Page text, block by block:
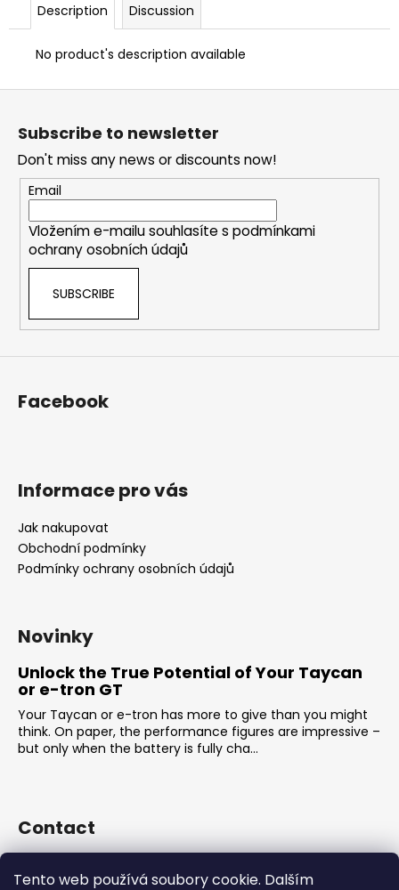
Tento web používá soubory cookie. Dalším
Description Discussion
No product's description available
F
Subscribe to newsletter
Don't miss any news or discounts now!
Email
Vložením e-mailu souhlasíte s podmínkami
ochrany osobních údajů
SUBSCRIBE
Facebook
Informace pro vás
Jak nakupovat
Obchodní podmínky
Podmínky ochrany osobních údajů
Novinky
Unlock the True Potential of Your Taycan
or e-tron GT
Your Taycan or e-tron has more to give than you might
think. On paper, the performance figures are impressive –
but only when the battery is fully cha...
Contact
728737662